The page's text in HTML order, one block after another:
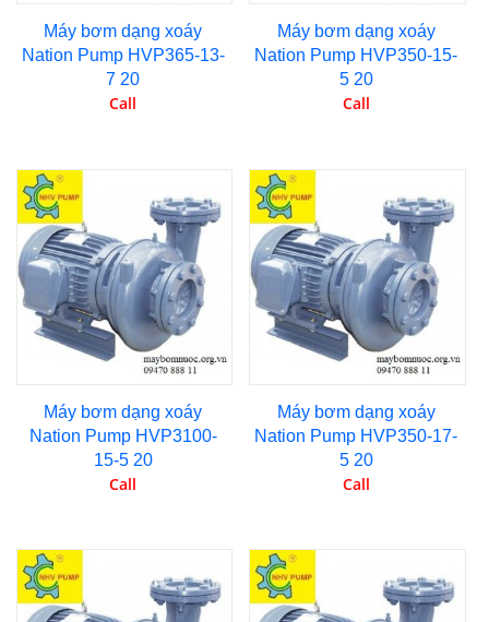
Máy bơm dạng xoáy
Nation Pump HVP365-13-
7 20
Call
Máy bơm dạng xoáy
Nation Pump HVP350-15-
5 20
Call
Máy bơm dạng xoáy
Nation Pump HVP3100-
15-5 20
Call
Máy bơm dạng xoáy
Nation Pump HVP350-17-
5 20
Call